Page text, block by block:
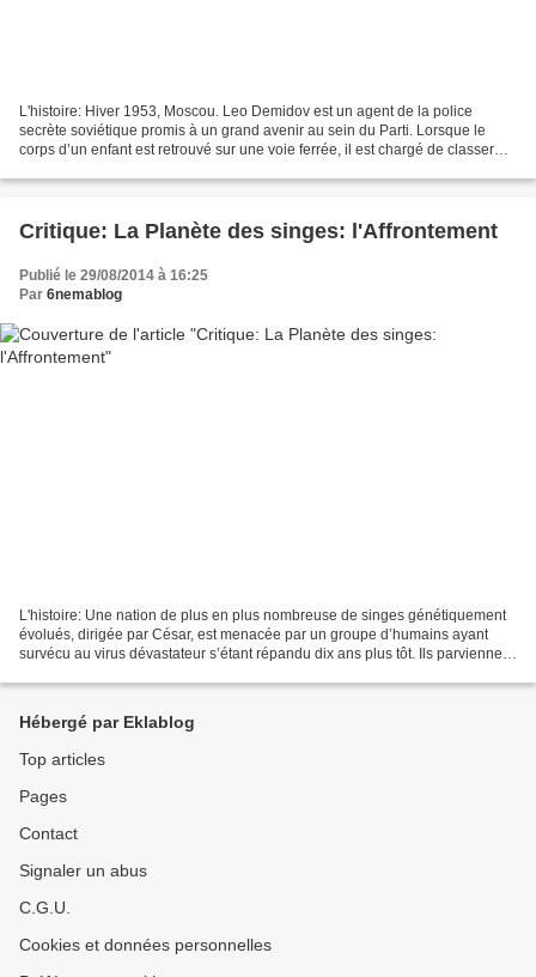
L'histoire: Hiver 1953, Moscou. Leo Demidov est un agent de la police
secrète soviétique promis à un grand avenir au sein du Parti. Lorsque le
corps d’un enfant est retrouvé sur une voie ferrée, il est chargé de classer
Critique: La Planète des singes: l'Affrontement
Publié le 29/08/2014 à 16:25
Par 6nemablog
L'histoire: Une nation de plus en plus nombreuse de singes génétiquement
évolués, dirigée par César, est menacée par un groupe d’humains ayant
survécu au virus dévastateur s’étant répandu dix ans plus tôt. Ils parviennent
Hébergé par Eklablog
Top articles
Pages
Contact
Signaler un abus
C.G.U.
Cookies et données personnelles